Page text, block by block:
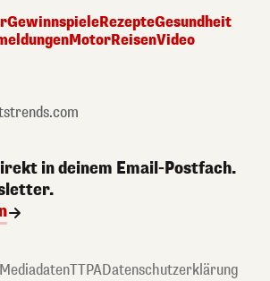
GewinnspieleRezepteGesundheit
MotorReisenVideo
in deinem Email-Postfach.
TTPADatenschutzerklärung